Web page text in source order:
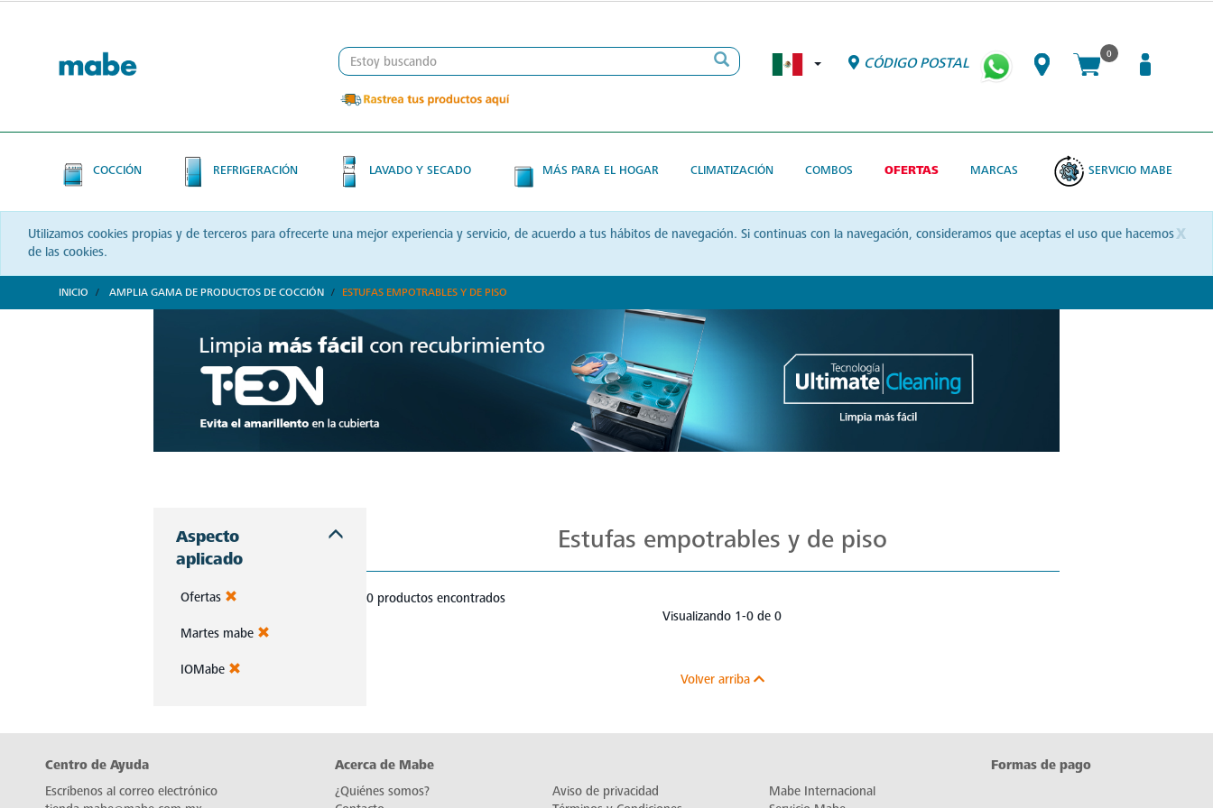
CÓDIGO POSTAL
0
COCCIÓN REFRIGERACIÓN LAVADO Y SECADO MÁS PARA EL HOGAR CLIMATIZACIÓN COMBOS OFERTAS MARCAS SERVICIO MABE
x
Utilizamos cookies propias y de terceros para ofrecerte una mejor experiencia y servicio, de acuerdo a tus hábitos de navegación. Si continuas con la navegación, consideramos que aceptas el uso que hacemos
de las cookies.
INICIO AMPLIA GAMA DE PRODUCTOS DE COCCIÓN ESTUFAS EMPOTRABLES Y DE PISO
Aspecto
aplicado
Ofertas
Martes mabe
IOMabe
Estufas empotrables y de piso
0 productos encontrados
Visualizando 1-0 de 0
Volver arriba
Centro de Ayuda
Escríbenos al correo electrónico
Acerca de Mabe
¿Quiénes somos?
Aviso de privacidad
Mabe Internacional
Formas de pago